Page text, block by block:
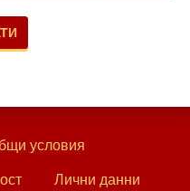
условия
Лични данни